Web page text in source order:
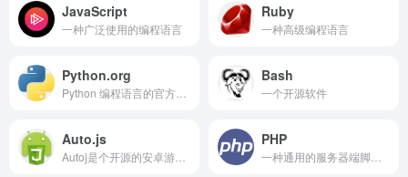
JavaScript
一种广泛使用的编程语言
Ruby
一种高级编程语言
Python.org Bash
一个开源软件
Auto.js PHP